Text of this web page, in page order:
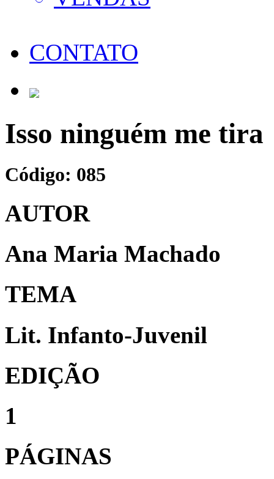
CONTATO
Isso ninguém me tira
Código: 085
AUTOR
Ana Maria Machado
TEMA
Lit. Infanto-Juvenil
EDIÇÃO
1
PÁGINAS